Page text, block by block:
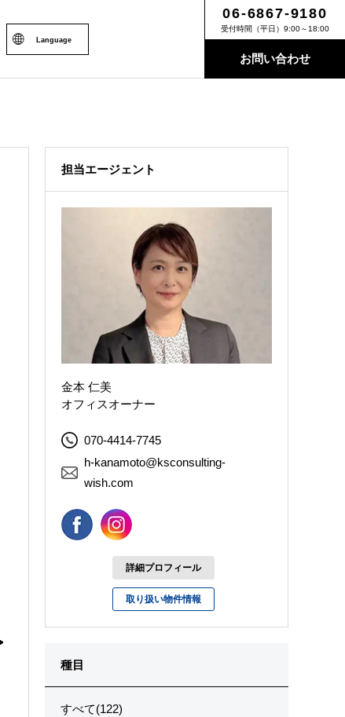
Language
06-6867-9180
受付時間（平日）9:00～18:00
お問い合わせ
担当エージェント
金本 仁美
オフィスオーナー
070-4414-7745
h-kanamoto@ksconsulting-
wish.com
詳細プロフィール
取り扱い物件情報
種目
すべて(122)